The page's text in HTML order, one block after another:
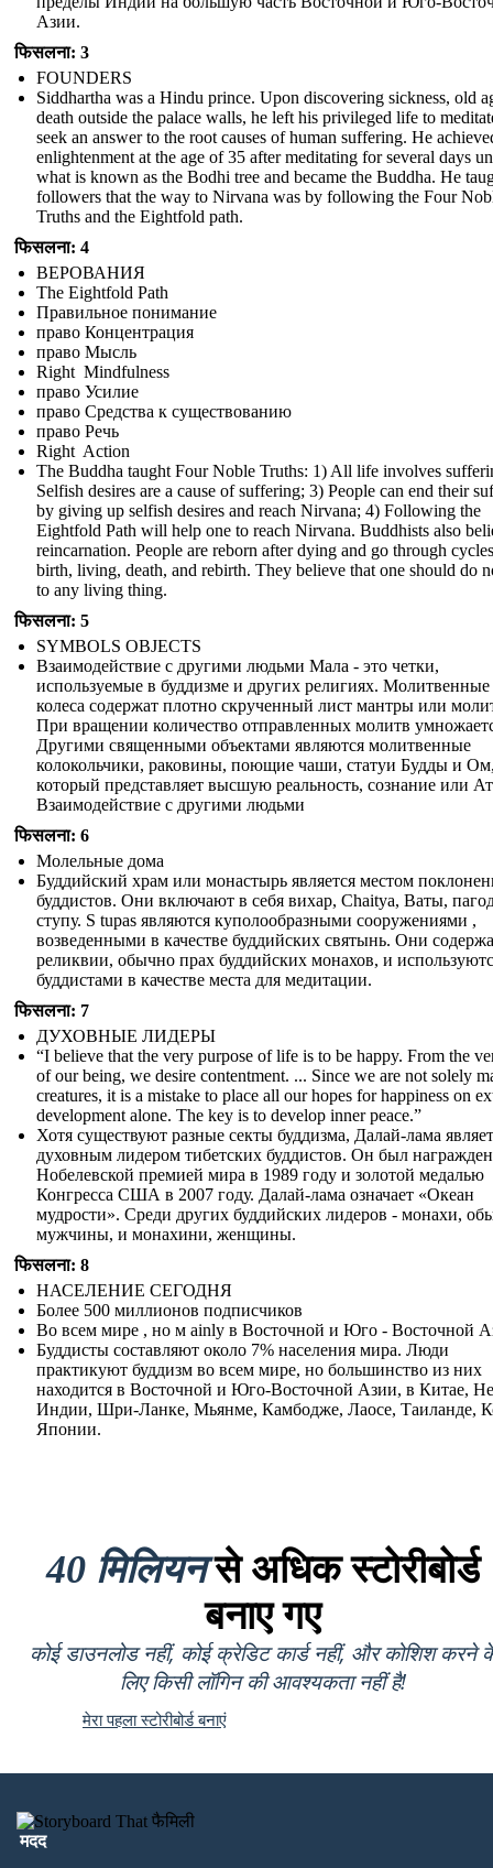
Азии.
फिसलना: 3
FOUNDERS
Siddhartha was a Hindu prince. Upon discovering sickness, old
death outside the palace walls, he left his privileged life to
seek an answer to the root causes of human suffering. He
enlightenment at the age of 35 after meditating for several days
what is known as the Bodhi tree and became the Buddha. He
followers that the way to Nirvana was by following the Four
Truths and the Eightfold path.
फिसलना: 4
ВЕРОВАНИЯ
The Eightfold Path
Правильное понимание
право Концентрация
право Мысль
Right Mindfulness
право Усилие
право Средства к существованию
право Речь
Right Action
The Buddha taught Four Noble Truths: 1) All life involves
Selfish desires are a cause of suffering; 3) People can end their
by giving up selfish desires and reach Nirvana; 4) Following the
Eightfold Path will help one to reach Nirvana. Buddhists also
reincarnation. People are reborn after dying and go through
birth, living, death, and rebirth. They believe that one should do
to any living thing.
फिसलना: 5
SYMBOLS OBJECTS
Взаимодействие с другими людьми Мала - это четки,
используемые в буддизме и других религиях. Молитвенные
колеса содержат плотно скрученный лист мантры или
При вращении количество отправленных молитв
Другими священными объектами являются молитвенные
колокольчики, раковины, поющие чаши, статуи Будды и
который представляет высшую реальность, сознание или
Взаимодействие с другими людьми
फिसलना: 6
Молельные дома
Буддийский храм или монастырь является местом
буддистов. Они включают в себя вихар, Chaitya, Ваты,
ступу. S tupas являются куполообразными сооружениями ,
возведенными в качестве буддийских святынь. Они
реликвии, обычно прах буддийских монахов, и
буддистами в качестве места для медитации.
फिसलना: 7
ДУХОВНЫЕ ЛИДЕРЫ
“I believe that the very purpose of life is to be happy. From the
of our being, we desire contentment. ... Since we are not solely
creatures, it is a mistake to place all our hopes for happiness on
development alone. The key is to develop inner peace.”
Хотя существуют разные секты буддизма, Далай-лама
духовным лидером тибетских буддистов. Он был награжден
Нобелевской премией мира в 1989 году и золотой медалью
Конгресса США в 2007 году. Далай-лама означает «Океан
мудрости». Среди других буддийских лидеров - монахи,
мужчины, и монахини, женщины.
फिसलना: 8
НАСЕЛЕНИЕ СЕГОДНЯ
Более 500 миллионов подписчиков
Во всем мире , но м ainly в Восточной и Юго - Восточной
Буддисты составляют около 7% населения мира. Люди
практикуют буддизм во всем мире, но большинство из них
находится в Восточной и Юго-Восточной Азии, в Китае,
Индии, Шри-Ланке, Мьянме, Камбодже, Лаосе, Таиланде,
Японии.
40 मिलियनसे अधिक स्टोरीबोर्ड
बनाए गए
कोई डाउनलोड नहीं, कोई क्रेडिट कार्ड नहीं, और कोशिश करने
लिए किसी लॉगिन की आवश्यकता नहीं है!
मेरा पहला स्टोरीबोर्ड बनाएं
मदद